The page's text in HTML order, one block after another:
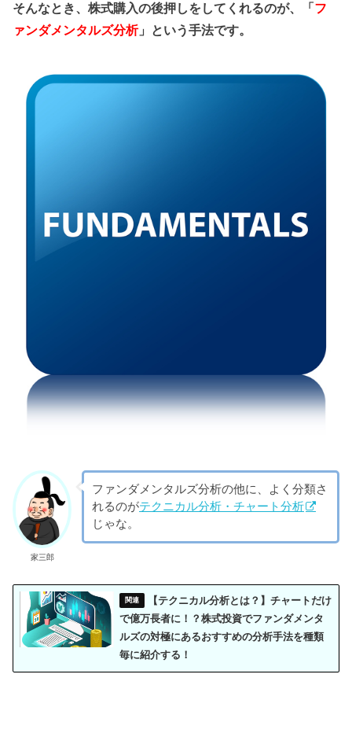
そんなとき、株式購入の後押しをしてくれるのが、「フ
ァンダメンタルズ分析」という手法です。
家三郎
ファンダメンタルズ分析の他に、よく分類さ
れるのがテクニカル分析・チャート分析
じゃな。
【テクニカル分析とは？】チャートだけ
で億万長者に！？株式投資でファンダメンタ
ルズの対極にあるおすすめの分析手法を種類
毎に紹介する！